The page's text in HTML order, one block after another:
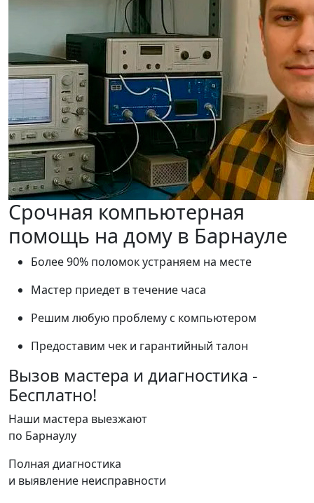
Срочная компьютерная
помощь на дому в Барнауле
Более 90% поломок устраняем на месте
Мастер приедет в течение часа
Решим любую проблему с компьютером
Предоставим чек и гарантийный талон
Вызов мастера и диагностика -
Бесплатно!
Наши мастера выезжают
по Барнаулу
Полная диагностика
и выявление неисправности